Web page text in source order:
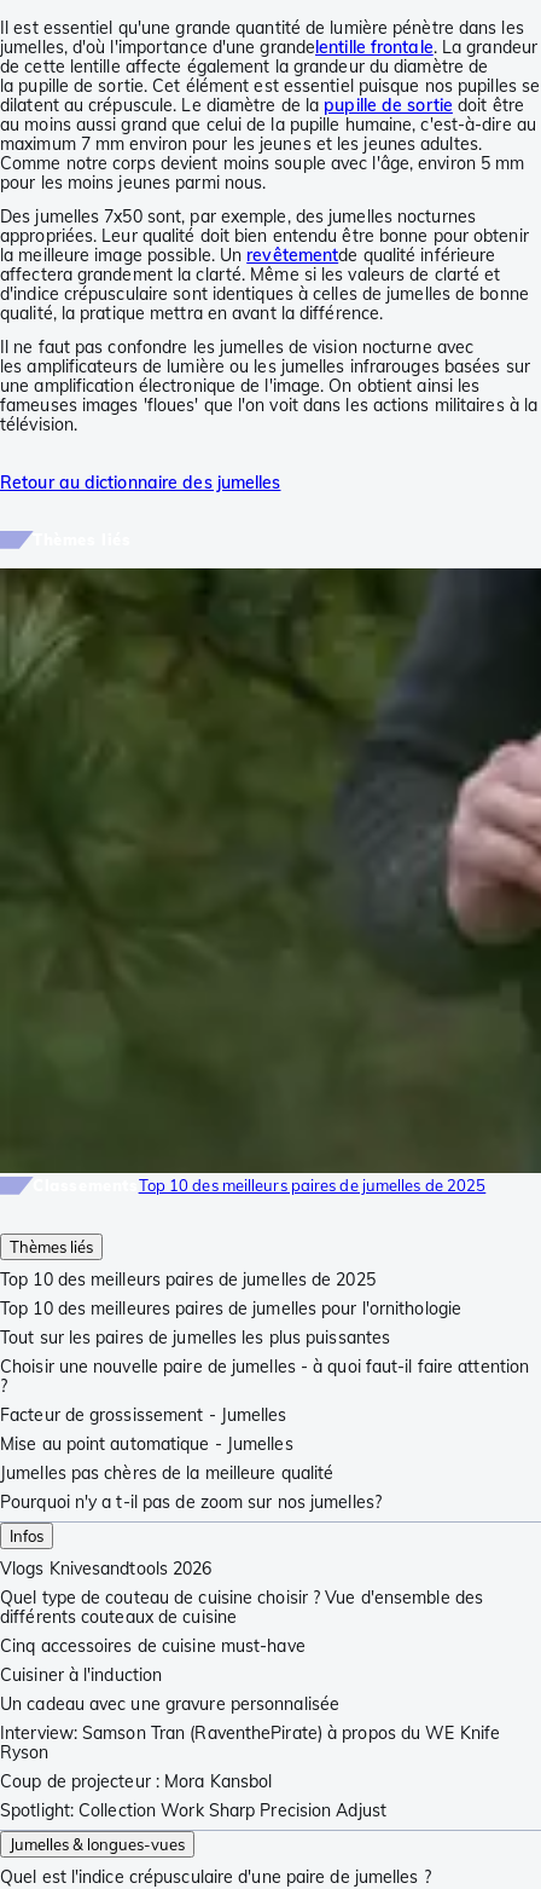
Thèmes liés
Top 10 des meilleurs paires de jumelles de 2025
Top 10 des meilleures paires de jumelles pour l'ornithologie
Tout sur les paires de jumelles les plus puissantes
Choisir une nouvelle paire de jumelles - à quoi faut-il faire attention
?
Facteur de grossissement - Jumelles
Mise au point automatique - Jumelles
Jumelles pas chères de la meilleure qualité
Pourquoi n'y a t-il pas de zoom sur nos jumelles?
Infos
Vlogs Knivesandtools 2026
Quel type de couteau de cuisine choisir ? Vue d'ensemble des
différents couteaux de cuisine
Cinq accessoires de cuisine must-have
Cuisiner à l'induction
Un cadeau avec une gravure personnalisée
Interview: Samson Tran (RaventhePirate) à propos du WE Knife
Ryson
Coup de projecteur : Mora Kansbol
Spotlight: Collection Work Sharp Precision Adjust
Jumelles & longues-vues
Quel est l'indice crépusculaire d'une paire de jumelles ?
Il est essentiel qu'une grande quantité de lumière pénètre dans les
jumelles, d'où l'importance d'une grandelentille frontale. La grandeur
de cette lentille affecte également la grandeur du diamètre de
la pupille de sortie. Cet élément est essentiel puisque nos pupilles se
dilatent au crépuscule. Le diamètre de la pupille de sortie doit être
au moins aussi grand que celui de la pupille humaine, c'est-à-dire au
maximum 7 mm environ pour les jeunes et les jeunes adultes.
Comme notre corps devient moins souple avec l'âge, environ 5 mm
pour les moins jeunes parmi nous.
Des jumelles 7x50 sont, par exemple, des jumelles nocturnes
appropriées. Leur qualité doit bien entendu être bonne pour obtenir
la meilleure image possible. Un revêtementde qualité inférieure
affectera grandement la clarté. Même si les valeurs de clarté et
d'indice crépusculaire sont identiques à celles de jumelles de bonne
qualité, la pratique mettra en avant la différence.
Il ne faut pas confondre les jumelles de vision nocturne avec
les amplificateurs de lumière ou les jumelles infrarouges basées sur
une amplification électronique de l'image. On obtient ainsi les
fameuses images 'floues' que l'on voit dans les actions militaires à la
télévision.
Retour au dictionnaire des jumelles
Top 10 des meilleurs paires de jumelles de 2025